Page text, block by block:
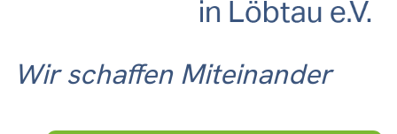
Wir schaffen Miteinander